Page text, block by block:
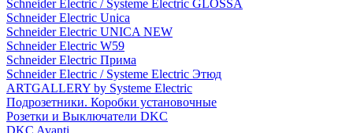
Schneider Electric / Systeme Electric GLOSSA
Schneider Electric Unica
Schneider Electric UNICA NEW
Schneider Electric W59
Schneider Electric Прима
Schneider Electric / Systeme Electric Этюд
ARTGALLERY by Systeme Electric
Подрозетники. Коробки установочные
Розетки и Выключатели DKC
DKC Avanti